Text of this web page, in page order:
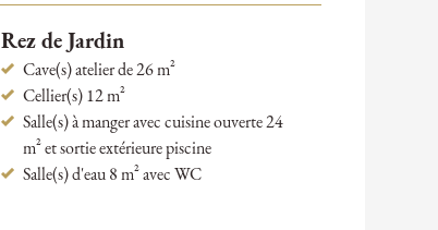
Rez de Jardin
Cave(s) atelier de 26 m²
Cellier(s) 12 m²
Salle(s) à manger avec cuisine ouverte 24
m² et sortie extérieure piscine
Salle(s) d'eau 8 m² avec WC